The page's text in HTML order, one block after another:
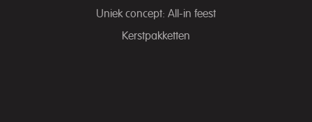
Uniek concept: All-in feest
Kerstpakketten